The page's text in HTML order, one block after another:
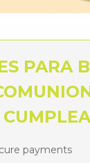
PARA
payments